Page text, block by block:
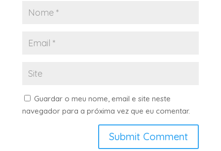
Guardar o meu nome, email e site neste
navegador para a próxima vez que eu comentar.